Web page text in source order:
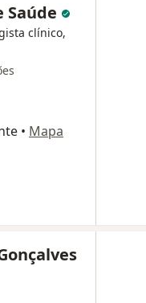
Saúde
clínico,
• Mapa